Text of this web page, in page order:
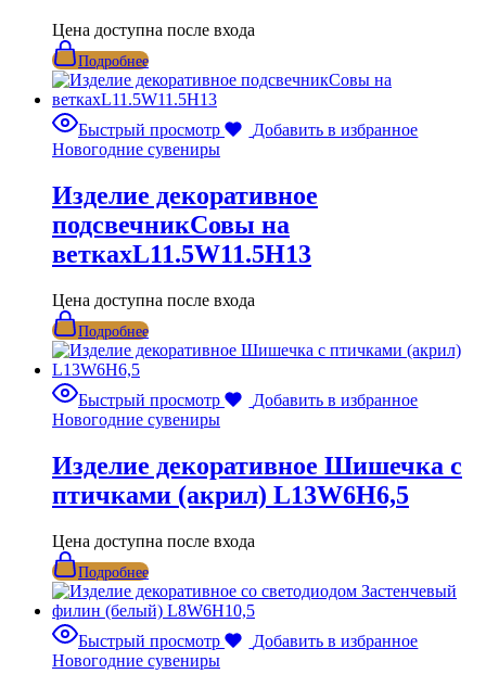
Цена доступна после входа
Подробнее
Быстрый просмотр
Добавить в избранное
Новогодние сувениры
Изделие декоративное
подсвечникСовы на
веткахL11.5W11.5H13
Цена доступна после входа
Подробнее
Быстрый просмотр
Добавить в избранное
Новогодние сувениры
Изделие декоративное Шишечка с
птичками (акрил) L13W6H6,5
Цена доступна после входа
Подробнее
Быстрый просмотр
Добавить в избранное
Новогодние сувениры